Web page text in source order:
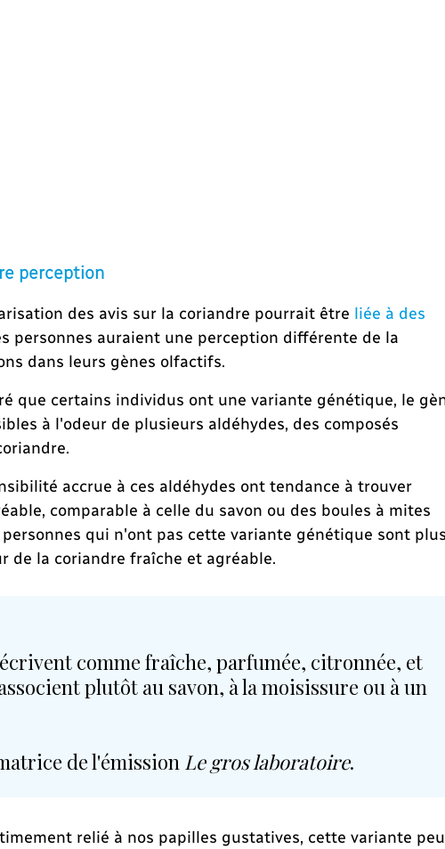
perception
des avis sur la coriandre pourrait être liée à des
personnes auraient une perception différente de la
dans leurs gènes olfactifs.
que certains individus ont une variante génétique, le
à l'odeur de plusieurs aldéhydes, des composés
accrue à ces aldéhydes ont tendance à trouver
comparable à celle du savon ou des boules à mites
qui n'ont pas cette variante génétique sont
de la coriandre fraîche et agréable.
comme fraîche, parfumée, citronnée, et
plutôt au savon, à la moisissure ou à un
de l'émission Le gros laboratoire.
relié à nos papilles gustatives, cette variante